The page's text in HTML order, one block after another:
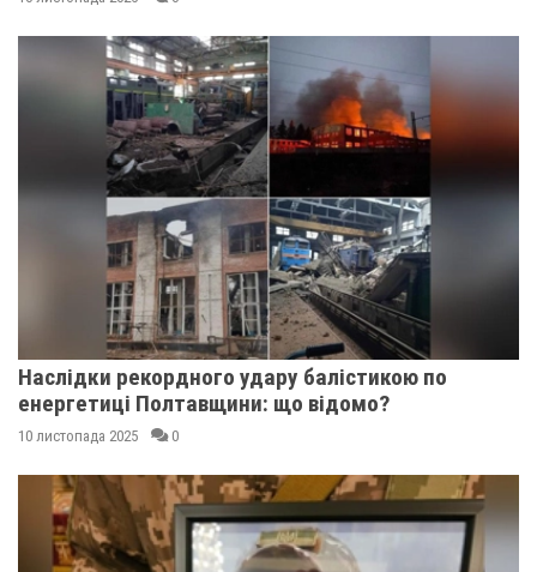
Наслідки рекордного удару балістикою по
енергетиці Полтавщини: що відомо?
10 листопада 2025 0